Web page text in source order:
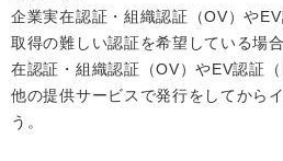
企業実在認証・組織認証（OV）や
取得の難しい認証を希望している場
在認証・組織認証（OV）やEV認証
他の提供サービスで発行をしてから
う。